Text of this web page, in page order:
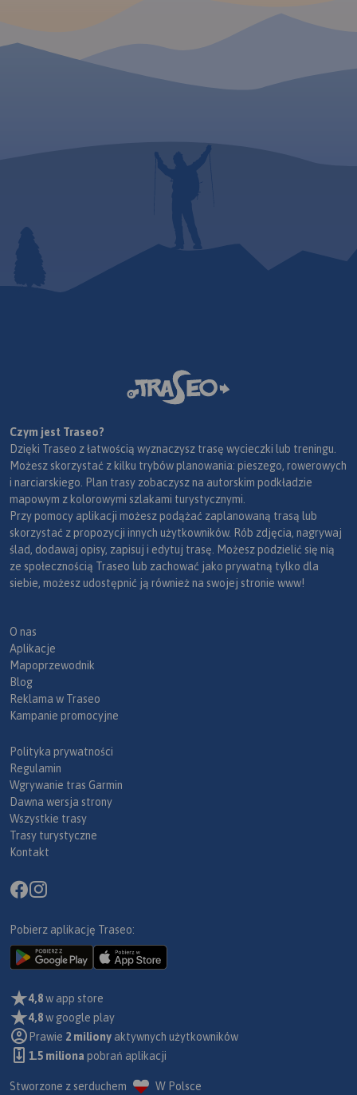
Czym jest Traseo?
Dzięki Traseo z łatwością wyznaczysz trasę wycieczki lub treningu.
Możesz skorzystać z kilku trybów planowania: pieszego, rowerowych
i narciarskiego. Plan trasy zobaczysz na autorskim podkładzie
mapowym z kolorowymi szlakami turystycznymi.
Przy pomocy aplikacji możesz podążać zaplanowaną trasą lub
skorzystać z propozycji innych użytkowników. Rób zdjęcia, nagrywaj
ślad, dodawaj opisy, zapisuj i edytuj trasę. Możesz podzielić się nią
ze społecznością Traseo lub zachować jako prywatną tylko dla
siebie, możesz udostępnić ją również na swojej stronie www!
O nas
Aplikacje
Mapoprzewodnik
Blog
Reklama w Traseo
Kampanie promocyjne
Polityka prywatności
Regulamin
Wgrywanie tras Garmin
Dawna wersja strony
Wszystkie trasy
Trasy turystyczne
Kontakt
Pobierz aplikację Traseo:
4,8w app store
4,8w google play
Prawie 2 miliony aktywnych użytkowników
1.5 miliona pobrań aplikacji
Stworzone z serduchem W Polsce